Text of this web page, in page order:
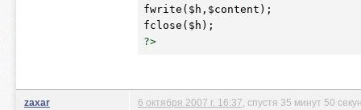
fwrite( $h , $content );
fclose( $h
?>
zaxar 6 октября 2007 г. 16:37 , спустя 35 минут 50